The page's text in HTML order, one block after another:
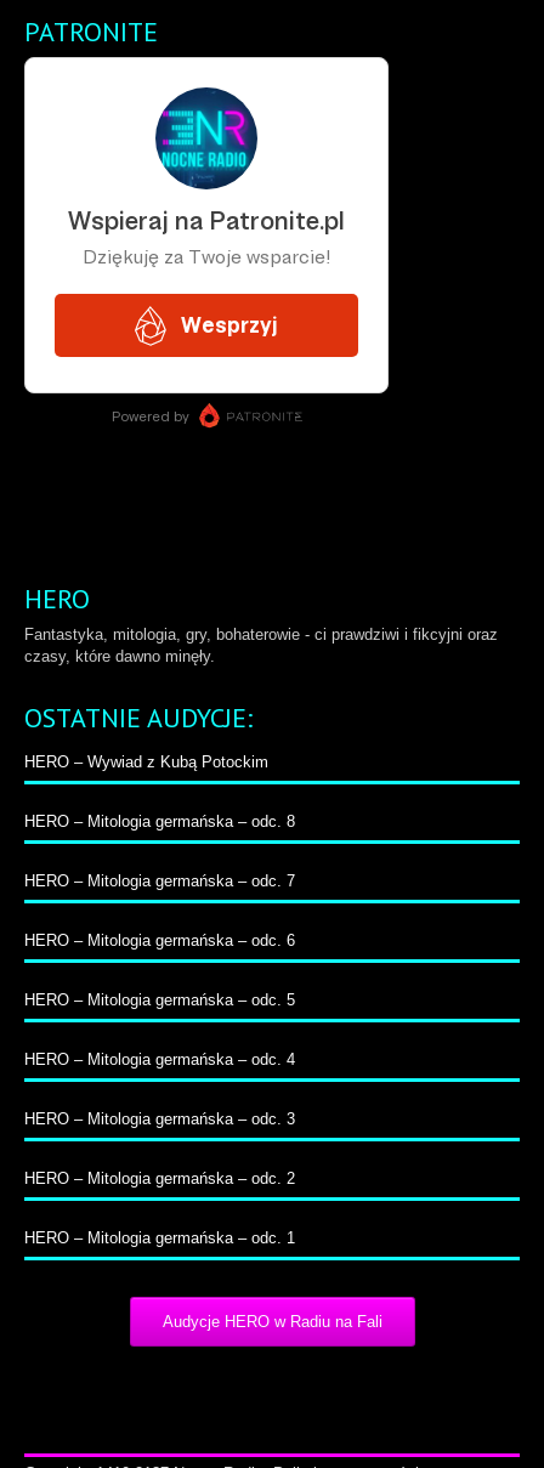
PATRONITE
HERO
Fantastyka, mitologia, gry, bohaterowie - ci prawdziwi i fikcyjni oraz
czasy, które dawno minęły.
OSTATNIE AUDYCJE:
HERO – Wywiad z Kubą Potockim
HERO – Mitologia germańska – odc. 8
HERO – Mitologia germańska – odc. 7
HERO – Mitologia germańska – odc. 6
HERO – Mitologia germańska – odc. 5
HERO – Mitologia germańska – odc. 4
HERO – Mitologia germańska – odc. 3
HERO – Mitologia germańska – odc. 2
HERO – Mitologia germańska – odc. 1
Audycje HERO w Radiu na Fali